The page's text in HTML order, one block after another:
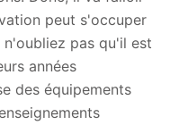
peut s'occuper
pas qu'il est
années
des équipements